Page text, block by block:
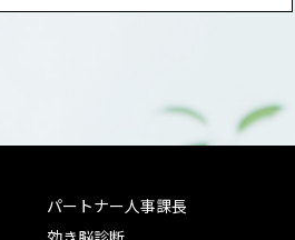
パートナー人事課長